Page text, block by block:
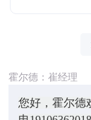
霍尔德：崔经理
您好，霍尔德